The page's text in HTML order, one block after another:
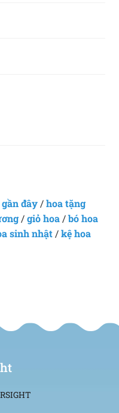
đây/hoa tặng
/giỏ hoa/bó hoa
sinh nhật/kệ hoa